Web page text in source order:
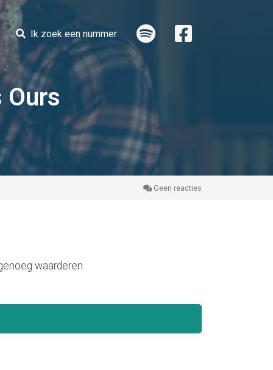
Ik zoek een nummer
Ours
Geen reacties
waarderen.